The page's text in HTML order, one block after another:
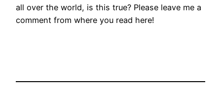
all over the world, is this true? Please leave me a
comment from where you read here!